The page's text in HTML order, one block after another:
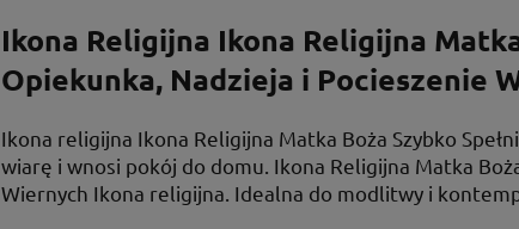
Ikona Religijna Ikona Religijna
Opiekunka, Nadzieja i Pocieszenie
Ikona religijna Ikona Religijna Matka Boża Szybko
wiarę i wnosi pokój do domu. Ikona Religijna Matka
Wiernych Ikona religijna. Idealna do modlitwy i